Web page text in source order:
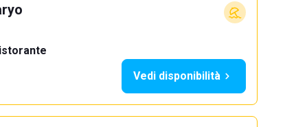
Vedi disponibilità